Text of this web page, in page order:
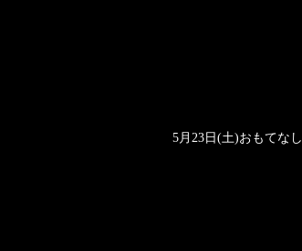
5月23日(土)おもてなし